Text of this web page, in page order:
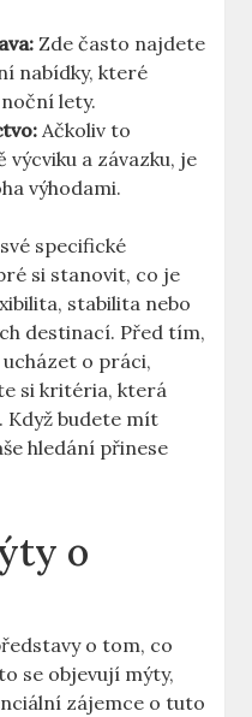
Zde ‌často najdete
nabídky, které‌
lety.
⁢Ačkoliv to
výcviku a závazku, je
výhodami.
‍specifické
si stanovit, ⁢co‌ je
stabilita nebo⁣
destinací. Před tím,
o práci,
si kritéria, která​
Když budete mít
hledání přinese
o
o tom, co
se objevují mýty,
zájemce o tuto​